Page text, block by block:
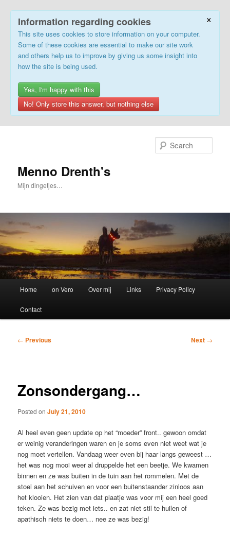
×
Information regarding cookies
This site uses cookies to store information on your computer.
Some of these cookies are essential to make our site work
and others help us to improve by giving us some insight into
how the site is being used.
Yes, I'm happy with this
No! Only store this answer, but nothing else
Menno Drenth's
Mijn dingetjes…
Home on Vero Over mij Links Privacy Policy
Contact
Post
← Previous Next →
Zonsondergang…
Posted onJuly 21, 2010
Al heel even geen update op het “moeder” front.. gewoon omdat
er weinig veranderingen waren en je soms even niet weet wat je
nog moet vertellen. Vandaag weer even bij haar langs geweest …
het was nog mooi weer al druppelde het een beetje. We kwamen
binnen en ze was buiten in de tuin aan het rommelen. Met de
stoel aan het schuiven en voor een buitenstaander zinloos aan
het klooien. Het zien van dat plaatje was voor mij een heel goed
teken. Ze was bezig met iets.. en zat niet stil te huilen of
apathisch niets te doen… nee ze was bezig!